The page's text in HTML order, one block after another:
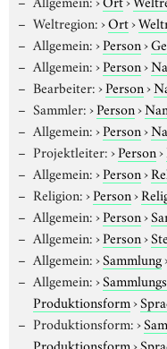
Weltregion:›Ort›
Allgemein:›Person›
Allgemein:›Person›
Bearbeiter:›Person›
Sammler:›Person›
Allgemein:›Person›
Projektleiter:›Person›
Allgemein:›Person›
Religion:›Person›
Allgemein:›Person›
Allgemein:›Person›
Allgemein:›Sammlung
Allgemein:›
Produktionsform›
Produktionsform:›
Produktionsform›